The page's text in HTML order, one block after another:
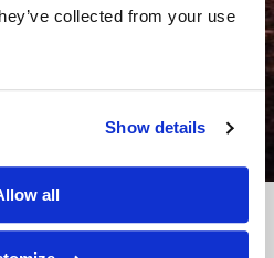
collected from your use
Show details
all